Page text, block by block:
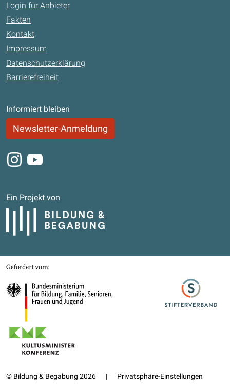
Login für Anbieter
Fakten
Kontakt
Impressum
Datenschutzerklärung
Barrierefreiheit
Informiert bleiben
Newsletter-Anmeldung
Instagram
Youtube
Ein Projekt von
Bildung und Begabung
Gefördert von
Bundesministerium für Bildung, Familie, Senioren, Frauen und Jugend
Stifterverband
Kultusministerkonferenz
© Bildung & Begabung 2026 | Privatsphäre-Einstellungen